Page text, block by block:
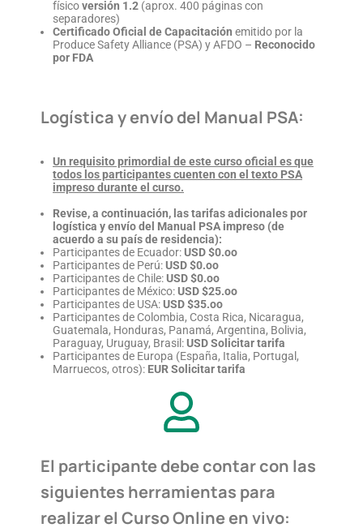
físicoversión 1.2 (aprox. 400 páginas con
separadores)
Certificado Oficial de Capacitación emitido por la
Produce Safety Alliance (PSA) y AFDO – Reconocido
por FDA
Logística y envío del Manual PSA:
Un requisito primordial de este curso oficial es que
todos los participantes cuenten con el texto PSA
impreso durante el curso.
Revise, a continuación, las tarifas adicionales por
logística y envío del Manual PSA impreso (de
acuerdo a su país de residencia):
Participantes de Ecuador:USD $0.oo
Participantes de Perú:USD $0.oo
Participantes de Chile:USD $0.oo
Participantes de México:USD $25.oo
Participantes de USA:USD $35.oo
Participantes de Colombia, Costa Rica, Nicaragua,
Guatemala, Honduras, Panamá, Argentina, Bolivia,
Paraguay, Uruguay, Brasil:USD Solicitar tarifa
Participantes de Europa (España, Italia, Portugal,
Marruecos, otros): EURSolicitar tarifa
El participante debe contar con las
siguientes herramientas para
realizar el Curso Online en vivo: